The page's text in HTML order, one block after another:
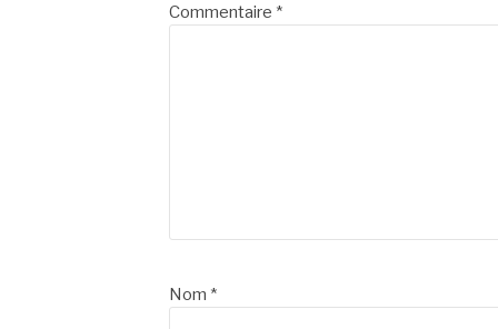
Commentaire *
Nom *